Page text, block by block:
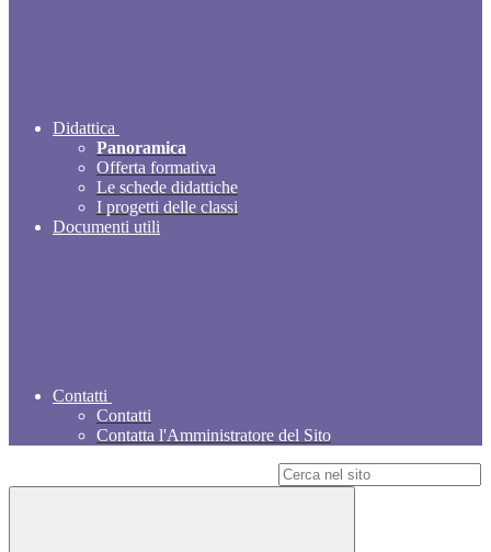
Didattica
Panoramica
Offerta formativa
Le schede didattiche
I progetti delle classi
Documenti utili
Contatti
Contatti
Contatta l'Amministratore del Sito